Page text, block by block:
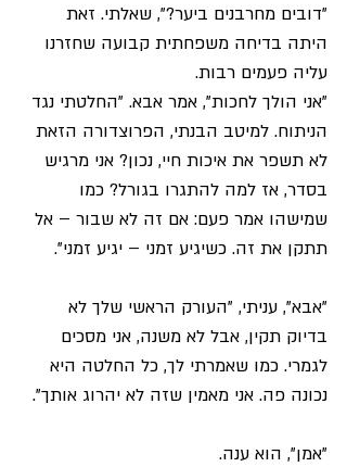
"דובים מחרבנים ביער?", שאלתי. זאת
היתה בדיחה משפחתית קבועה שחזרנו
עליה פעמים רבות.
"אני הולך לחכות", אמר אבא. "החלטתי נגד
הניתוח. למיטב הבנתי, הפרוצדורה הזאת
לא תשפר את איכות חיי, נכון? אני מרגיש
בסדר, אז למה להתגרו בגורל? כמו
שמישהו אמר פעם: אם זה לא שבור – אל
תתקן את זה. כשיגיע זמני – יגיע זמני".
"אבא", עניתי, "העורק הראשי שלך לא
בדיוק תקין, אבל לא משנה, אני מסכים
לגמרי. כמו שאמרתי לך, כל החלטה היא
נכונה פה. אני מאמין שזה לא יהרוג אותך".
"אמן", הוא ענה.